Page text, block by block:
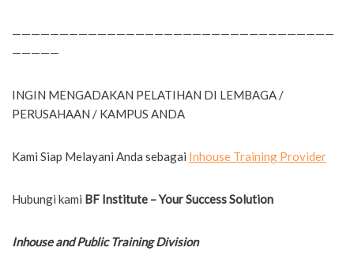
——————————————————————————————————
—————
INGIN MENGADAKAN PELATIHAN DI LEMBAGA /
PERUSAHAAN / KAMPUS ANDA
Kami Siap Melayani Anda sebagai Inhouse Training Provider
Hubungi kami BF Institute – Your Success Solution
Inhouse and Public Training Division